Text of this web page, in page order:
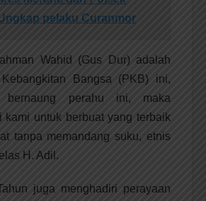
pelaku Curanmor
Wahid (Gus Dur) adalah
Bangsa (PKB) ini,
bernaung perahu ini, maka
kami untuk berbuat yang terbaik
tanpa memandang suku, etnis
H. Adil.
juga menghadiri perayaan